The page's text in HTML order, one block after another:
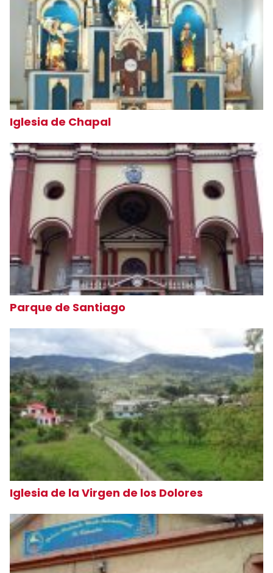
Iglesia de Chapal
Parque de Santiago
Iglesia de la Virgen de los Dolores